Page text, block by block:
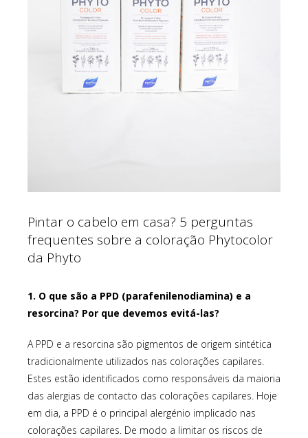
Pintar o cabelo em casa? 5 perguntas
frequentes sobre a coloração Phytocolor
da Phyto
1. O que são a PPD (parafenilenodiamina) e a
resorcina? Por que devemos evitá-las?
A PPD e a resorcina são pigmentos de origem sintética
tradicionalmente utilizados nas colorações capilares.
Estes estão identificados como responsáveis da maioria
das alergias de contacto das colorações capilares. Hoje
em dia, a PPD é o principal alergénio implicado nas
colorações capilares. De modo a limitar os riscos de